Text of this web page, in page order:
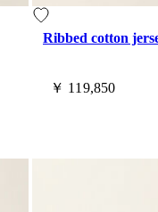
Ribbed cotton
￥ 119,850